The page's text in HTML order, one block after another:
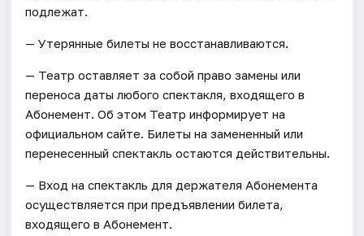
подлежат.
— Утерянные билеты не восстанавливаются.
— Театр оставляет за собой право замены или
переноса даты любого спектакля, входящего в
Абонемент. Об этом Театр информирует на
официальном сайте. Билеты на замененный или
перенесенный спектакль остаются действительны.
— Вход на спектакль для держателя Абонемента
осуществляется при предъявлении билета,
входящего в Абонемент.